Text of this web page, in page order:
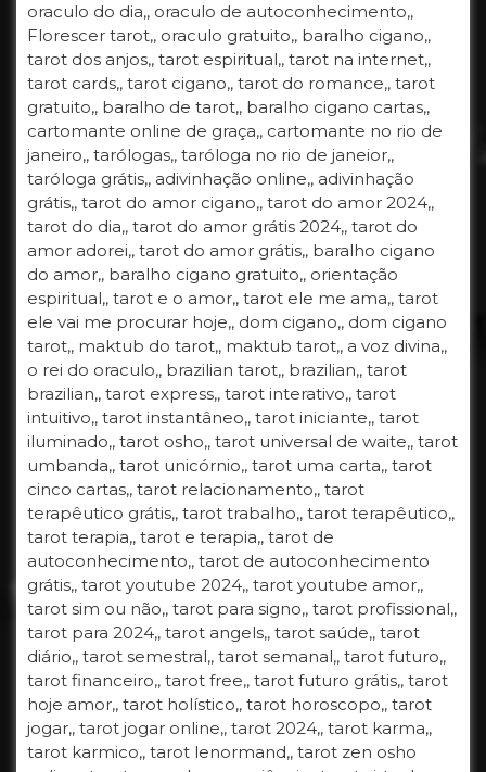
oraculo do dia,, oraculo de autoconhecimento,,
Florescer tarot,, oraculo gratuito,, baralho cigano,,
tarot dos anjos,, tarot espiritual,, tarot na internet,,
tarot cards,, tarot cigano,, tarot do romance,, tarot
gratuito,, baralho de tarot,, baralho cigano cartas,,
cartomante online de graça,, cartomante no rio de
janeiro,, tarólogas,, taróloga no rio de janeior,,
taróloga grátis,, adivinhação online,, adivinhação
grátis,, tarot do amor cigano,, tarot do amor 2024,,
tarot do dia,, tarot do amor grátis 2024,, tarot do
amor adorei,, tarot do amor grátis,, baralho cigano
do amor,, baralho cigano gratuito,, orientação
espiritual,, tarot e o amor,, tarot ele me ama,, tarot
ele vai me procurar hoje,, dom cigano,, dom cigano
tarot,, maktub do tarot,, maktub tarot,, a voz divina,,
o rei do oraculo,, brazilian tarot,, brazilian,, tarot
brazilian,, tarot express,, tarot interativo,, tarot
intuitivo,, tarot instantâneo,, tarot iniciante,, tarot
iluminado,, tarot osho,, tarot universal de waite,, tarot
umbanda,, tarot unicórnio,, tarot uma carta,, tarot
cinco cartas,, tarot relacionamento,, tarot
terapêutico grátis,, tarot trabalho,, tarot terapêutico,,
tarot terapia,, tarot e terapia,, tarot de
autoconhecimento,, tarot de autoconhecimento
grátis,, tarot youtube 2024,, tarot youtube amor,,
tarot sim ou não,, tarot para signo,, tarot profissional,,
tarot para 2024,, tarot angels,, tarot saúde,, tarot
diário,, tarot semestral,, tarot semanal,, tarot futuro,,
tarot financeiro,, tarot free,, tarot futuro grátis,, tarot
hoje amor,, tarot holístico,, tarot horoscopo,, tarot
jogar,, tarot jogar online,, tarot 2024,, tarot karma,,
tarot karmico,, tarot lenormand,, tarot zen osho